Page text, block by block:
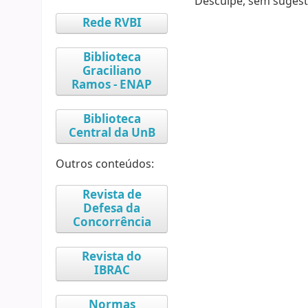
Rede RVBI
Biblioteca
Graciliano
Ramos - ENAP
Biblioteca
Central da UnB
Outros conteúdos:
Revista de
Defesa da
Concorrência
Revista do
IBRAC